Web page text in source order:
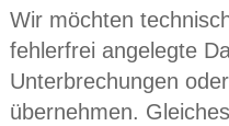
Wir möchten
fehlerfrei angelegte
Unterbrechungen
übernehmen.